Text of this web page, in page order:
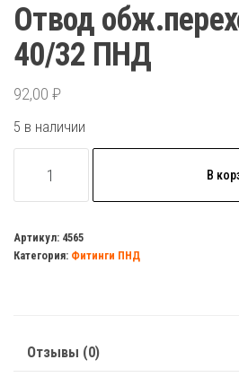
Отвод
40/32 ПНД
92,00 ₽
5 в наличии
товара
обж.переходной
40/32
В
Артикул: 4565
Категория: Фитинги ПНД
Отзывы (0)